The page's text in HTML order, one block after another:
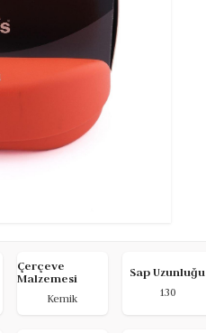
Çerçeve
Malzemesi
Kemik
Sap Uzunluğu
130